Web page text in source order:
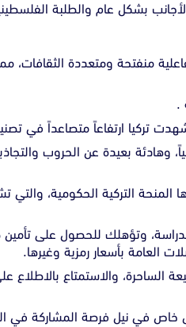
بشكل عام والطلبة
منفتحة ومتعددة الثقافات،
.
تركيا ارتفاعاً متصاعداً في
وهادئة بعيدة عن الحروب
المنحة التركية الحكومية، والتي
وتؤهلك للحصول على
العامة بأسعار رمزية وغيرها.
الساحرة، والاستمتاع بالاطلاع
في نيل فرصة المشاركة في